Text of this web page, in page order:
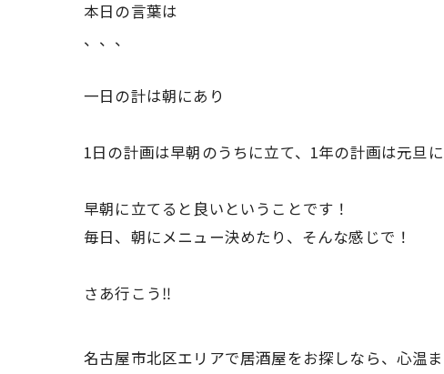
本日の言葉は
、、、
一日の計は朝にあり
1日の計画は早朝のうちに立て、1年の計画は元旦
早朝に立てると良いということです！
毎日、朝にメニュー決めたり、そんな感じで！
さあ行こう‼️
名古屋市北区エリアで居酒屋をお探しなら、心温